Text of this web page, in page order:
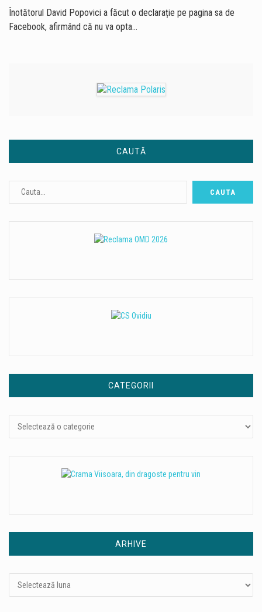
Înotătorul David Popovici a făcut o declarație pe pagina sa de
Facebook, afirmând că nu va opta…
CAUTĂ
CATEGORII
ARHIVE